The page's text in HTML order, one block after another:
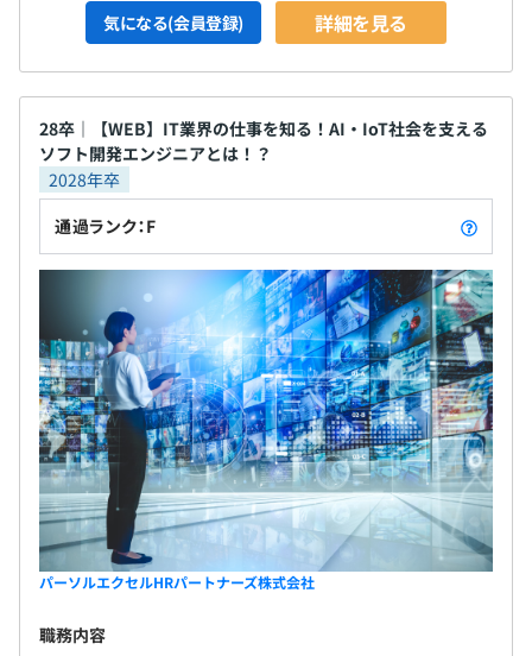
気になる(会員登録) 詳細を見る
28卒｜【WEB】IT業界の仕事を知る！AI・IoT社会を支える
ソフト開発エンジニアとは！？
2028年卒
通過ランク：F
パーソルエクセルHRパートナーズ株式会社
職務内容